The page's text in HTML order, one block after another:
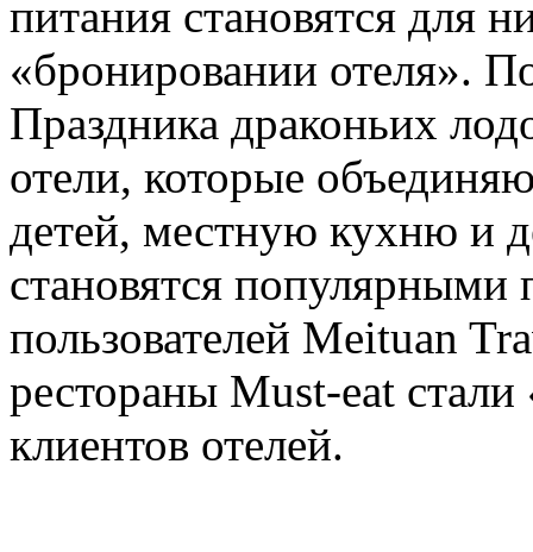
питания становятся для
«бронировании отеля».
Праздника драконьих
отели, которые
детей, местную кухню и
становятся
пользователей Meituan
рестораны Must-eat
клиентов отелей.